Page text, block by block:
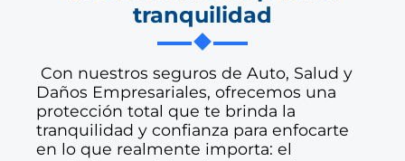
tranquilidad
Con nuestros seguros de Auto, Salud y
Daños Empresariales, ofrecemos una
protección total que te brinda la
tranquilidad y confianza para enfocarte
en lo que realmente importa: el